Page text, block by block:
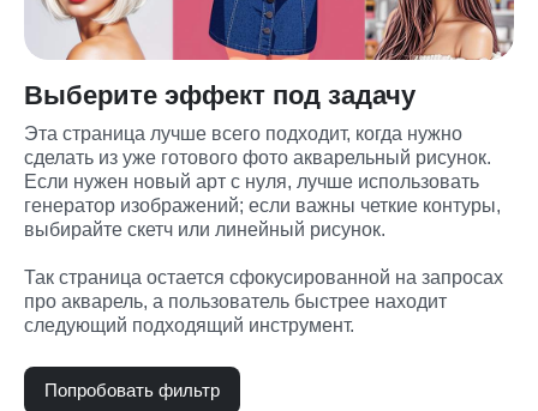
Выберите эффект под задачу
Эта страница лучше всего подходит, когда нужно
сделать из уже готового фото акварельный рисунок.
Если нужен новый арт с нуля, лучше использовать
генератор изображений; если важны четкие контуры,
выбирайте скетч или линейный рисунок.
Так страница остается сфокусированной на запросах
про акварель, а пользователь быстрее находит
следующий подходящий инструмент.
Попробовать фильтр